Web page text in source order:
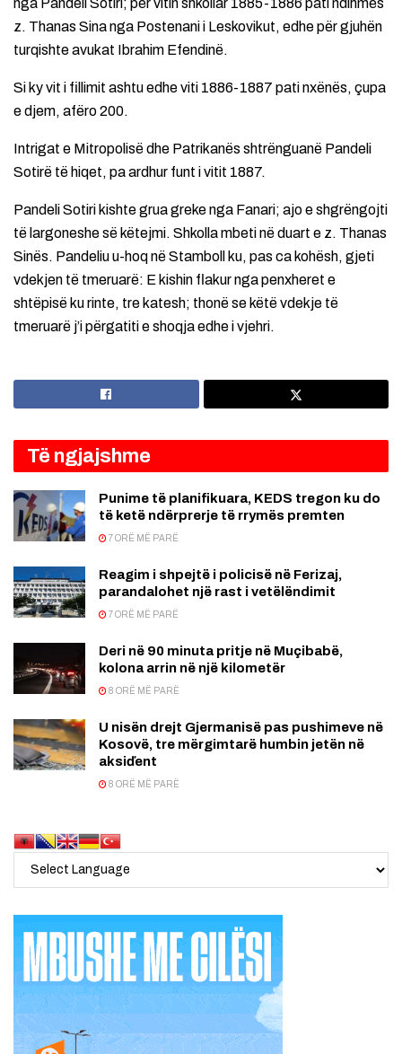
z. Thanas Sina nga Postenani i Leskovikut, edhe për gjuhën
turqishte avukat Ibrahim Efendinë.
Si ky vit i fillimit ashtu edhe viti 1886-1887 pati nxënës, çupa
e djem, afëro 200.
Intrigat e Mitropolisë dhe Patrikanës shtrënguanë Pandeli
Sotirë të hiqet, pa ardhur funt i vitit 1887.
Pandeli Sotiri kishte grua greke nga Fanari; ajo e shgrëngojti
të largoneshe së këtejmi. Shkolla mbeti në duart e z. Thanas
Sinës. Pandeliu u-hoq në Stamboll ku, pas ca kohësh, gjeti
vdekjen të tmeruarë: E kishin flakur nga penxheret e
shtëpisë ku rinte, tre katesh; thonë se këtë vdekje të
tmeruarë j’i përgatiti e shoqja edhe i vjehri.
Të ngjajshme
Punime të planifikuara, KEDS tregon ku do
të ketë ndërprerje të rrymës premten
7 ORË MË PARË
Reagim i shpejtë i policisë në Ferizaj,
parandalohet një rast i vetëlëndimit
7 ORË MË PARË
Deri në 90 minuta pritje në Muçibabë,
kolona arrin në një kilometër
8 ORË MË PARË
U nisën drejt Gjermanisë pas pushimeve në
Kosovë, tre mërgimtarë humbin jetën në
aksiďent
8 ORË MË PARË